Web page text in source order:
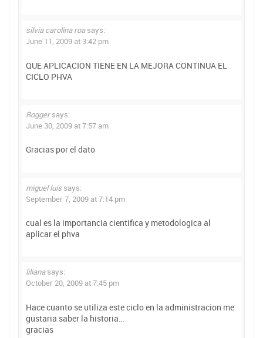
silvia carolina roa says:
June 11, 2009 at 3:42 pm
QUE APLICACION TIENE EN LA MEJORA CONTINUA EL
CICLO PHVA
Rogger says:
June 30, 2009 at 7:57 am
Gracias por el dato
miguel luis says:
September 7, 2009 at 7:14 pm
cual es la importancia cientifica y metodologica al
aplicar el phva
liliana says:
October 20, 2009 at 7:45 pm
Hace cuanto se utiliza este ciclo en la administracion me
gustaria saber la historia…
gracias